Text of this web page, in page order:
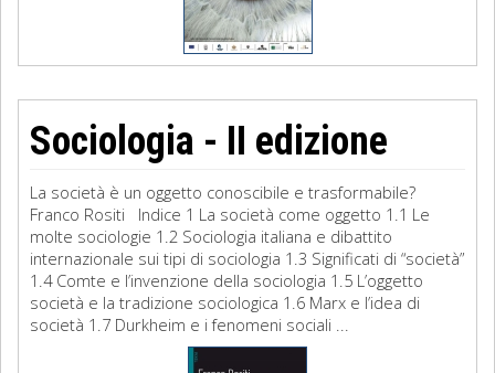
Sociologia - II edizione
La società è un oggetto conoscibile e trasformabile?
Franco Rositi Indice 1 La società come oggetto 1.1 Le
molte sociologie 1.2 Sociologia italiana e dibattito
internazionale sui tipi di sociologia 1.3 Significati di “società”
1.4 Comte e l’invenzione della sociologia 1.5 L’oggetto
società e la tradizione sociologica 1.6 Marx e l’idea di
società 1.7 Durkheim e i fenomeni sociali ...